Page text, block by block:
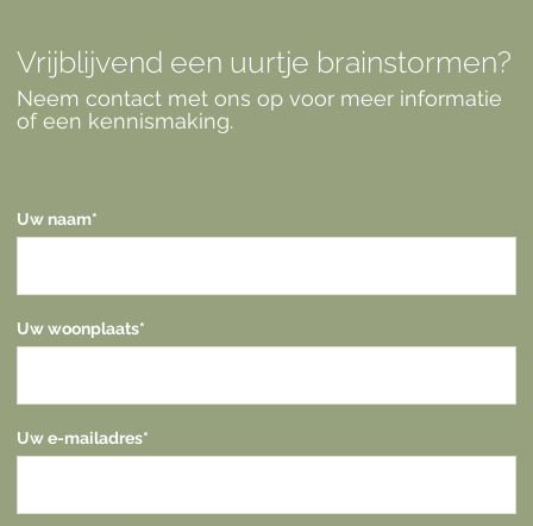
Vrijblijvend een uurtje brainstormen?
Neem contact met ons op voor meer informatie
of een kennismaking.
Uw naam*
Uw woonplaats*
Uw e-mailadres*